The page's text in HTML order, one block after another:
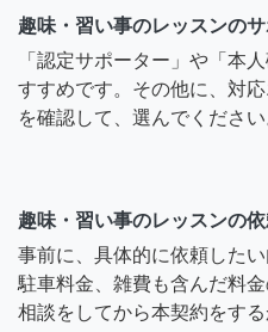
趣味・習い事のレッスンの
「認定サポーター」や「本
すすめです。その他に、対
を確認して、選んでください
趣味・習い事のレッスンの
事前に、具体的に依頼した
駐車料金、雑費も含んだ料
相談をしてから本契約をす